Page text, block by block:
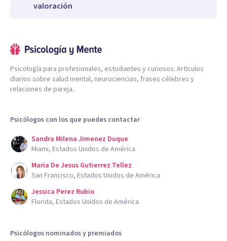
valoración
Psicología para profesionales, estudiantes y curiosos. Artículos
diarios sobre salud mental, neurociencias, frases célebres y
relaciones de pareja.
Psicólogos con los que puedes contactar
Sandra Milena Jimenez Duque
Miami, Estados Unidos de América
Maria De Jesus Gutierrez Tellez
San Francisco, Estados Unidos de América
Jessica Perez Rubio
Florida, Estados Unidos de América
Psicólogos nominados y premiados